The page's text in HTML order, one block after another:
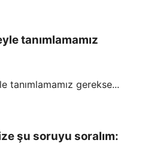
tanımlamamız
şu soruyu soralım: